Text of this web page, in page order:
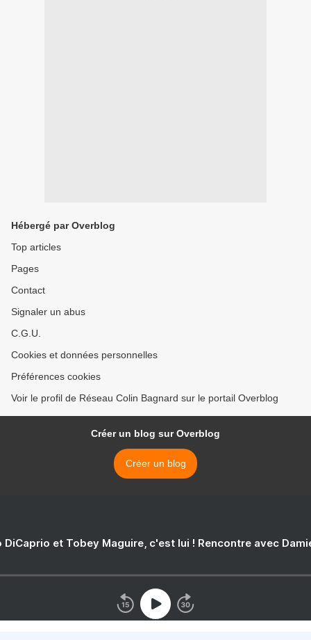
Hébergé par Overblog
Top articles
Pages
Contact
Signaler un abus
C.G.U.
Cookies et données personnelles
Préférences cookies
Voir le profil de Réseau Colin Bagnard sur le portail Overblog
Créer un blog sur Overblog
Créer un blog
DiCaprio et Tobey Maguire, c'est lui ! Rencontre avec